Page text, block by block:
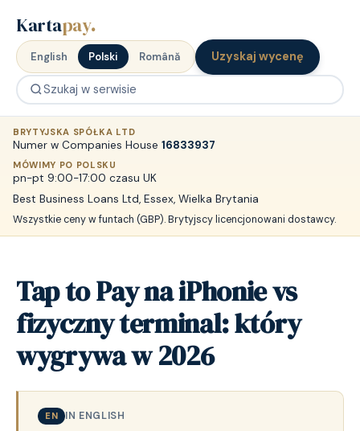
Kartapay.
English Polski Română Uzyskaj wycenę
BRYTYJSKA SPÓŁKA LTD
Numer w Companies House 16833937
MÓWIMY PO POLSKU
pn-pt 9:00-17:00 czasu UK
Best Business Loans Ltd, Essex, Wielka Brytania
Wszystkie ceny w funtach (GBP). Brytyjscy licencjonowani dostawcy.
Tap to Pay na iPhonie vs
fizyczny terminal: który
wygrywa w 2026
EN IN ENGLISH